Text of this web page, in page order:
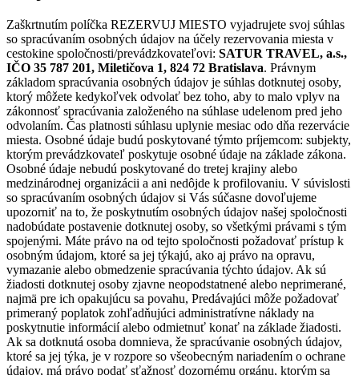
Zaškrtnutím políčka REZERVUJ MIESTO vyjadrujete svoj súhlas
so spracúvaním osobných údajov na účely rezervovania miesta v
cestokine spoločnosti/prevádzkovateľovi: SATUR TRAVEL, a.s.,
IČO 35 787 201, Miletičova 1, 824 72 Bratislava. Právnym
základom spracúvania osobných údajov je súhlas dotknutej osoby,
ktorý môžete kedykoľvek odvolať bez toho, aby to malo vplyv na
zákonnosť spracúvania založeného na súhlase udelenom pred jeho
odvolaním. Čas platnosti súhlasu uplynie mesiac odo dňa rezervácie
miesta. Osobné údaje budú poskytované týmto príjemcom: subjekty,
ktorým prevádzkovateľ poskytuje osobné údaje na základe zákona.
Osobné údaje nebudú poskytované do tretej krajiny alebo
medzinárodnej organizácii a ani nedôjde k profilovaniu. V súvislosti
so spracúvaním osobných údajov si Vás súčasne dovoľujeme
upozorniť na to, že poskytnutím osobných údajov našej spoločnosti
nadobúdate postavenie dotknutej osoby, so všetkými právami s tým
spojenými. Máte právo na od tejto spoločnosti požadovať prístup k
osobným údajom, ktoré sa jej týkajú, ako aj právo na opravu,
vymazanie alebo obmedzenie spracúvania týchto údajov. Ak sú
žiadosti dotknutej osoby zjavne neopodstatnené alebo neprimerané,
najmä pre ich opakujúcu sa povahu, Predávajúci môže požadovať
primeraný poplatok zohľadňujúci administratívne náklady na
poskytnutie informácií alebo odmietnuť konať na základe žiadosti.
Ak sa dotknutá osoba domnieva, že spracúvanie osobných údajov,
ktoré sa jej týka, je v rozpore so všeobecným nariadením o ochrane
údajov, má právo podať sťažnosť dozornému orgánu, ktorým sa